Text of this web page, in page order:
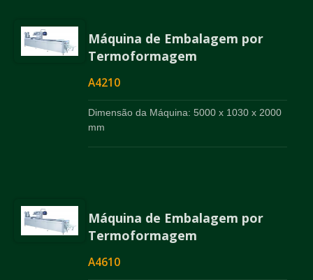
Máquina de Embalagem por
Termoformagem
A4210
Dimensão da Máquina: 5000 x 1030 x 2000
mm
Máquina de Embalagem por
Termoformagem
A4610